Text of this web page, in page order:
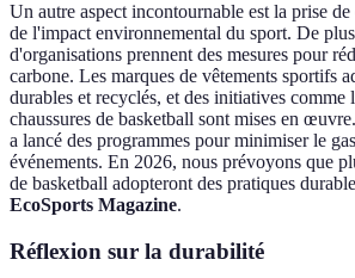
Un autre aspect incontournable est la prise
de l'impact environnemental du sport. De
d'organisations prennent des mesures pour
carbone. Les marques de vêtements sportifs
durables et recyclés, et des initiatives comme
chaussures de basketball sont mises en
a lancé des programmes pour minimiser le
événements. En 2026, nous prévoyons que
de basketball adopteront des pratiques
EcoSports Magazine.
Réflexion sur la durabilité